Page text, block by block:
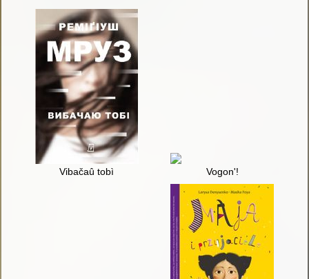
Vibačaû tobì Vogon'!